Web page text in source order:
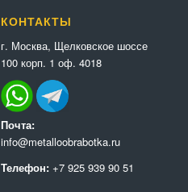
КОНТАКТЫ
г. Москва, Щелковское шоссе
100 корп. 1 оф. 4018
Почта:
info@metalloobrabotka.ru
Телефон: +7 925 939 90 51